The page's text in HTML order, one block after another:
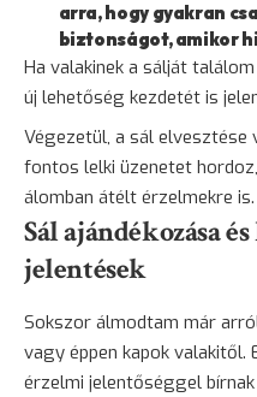
arra, hogy gyakran
biztonságot, amikor
Ha valakinek a sálját
új lehetőség kezdetét is
Végezetül, a sál
fontos lelki üzenetet
álomban átélt érzelmekre is.
Sál ajándékozása
jelentések
Sokszor álmodtam már
vagy éppen kapok valakitől.
érzelmi jelentőséggel